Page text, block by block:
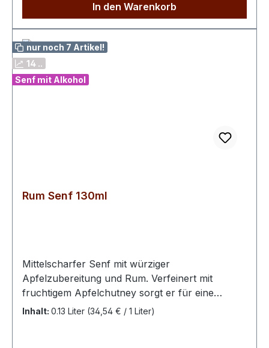
In den Warenkorb
nur noch 7 Artikel!
14 ..
Senf mit Alkohol
Rum Senf 130ml
Mittelscharfer Senf mit würziger
Apfelzubereitung und Rum. Verfeinert mit
fruchtigem Apfelchutney sorgt er für eine
besonders samtweiche Note. Ideal für Wild-,
Inhalt: 0.13 Liter (34,54 € / 1 Liter)